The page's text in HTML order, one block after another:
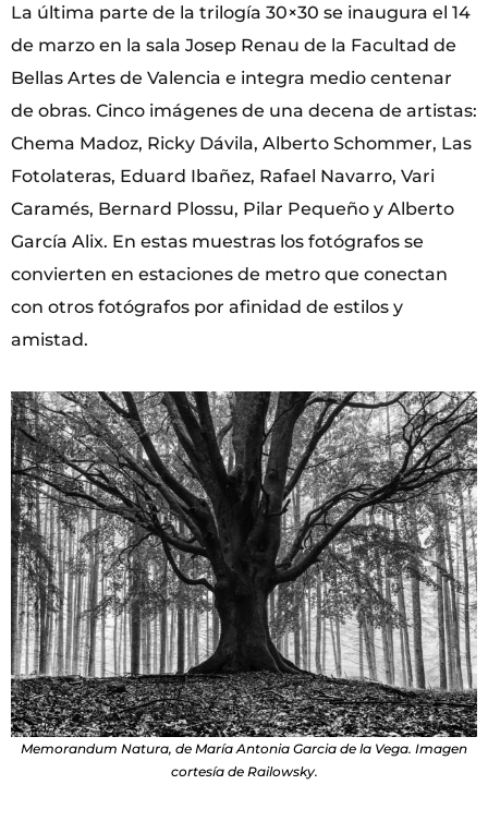
La última parte de la trilogía 30×30 se inaugura el 14
de marzo en la sala Josep Renau de la Facultad de
Bellas Artes de Valencia e integra medio centenar
de obras. Cinco imágenes de una decena de artistas:
Chema Madoz, Ricky Dávila, Alberto Schommer, Las
Fotolateras, Eduard Ibañez, Rafael Navarro, Vari
Caramés, Bernard Plossu, Pilar Pequeño y Alberto
García Alix. En estas muestras los fotógrafos se
convierten en estaciones de metro que conectan
con otros fotógrafos por afinidad de estilos y
amistad.
Memorandum Natura, de María Antonia Garcia de la Vega. Imagen
cortesía de Railowsky.